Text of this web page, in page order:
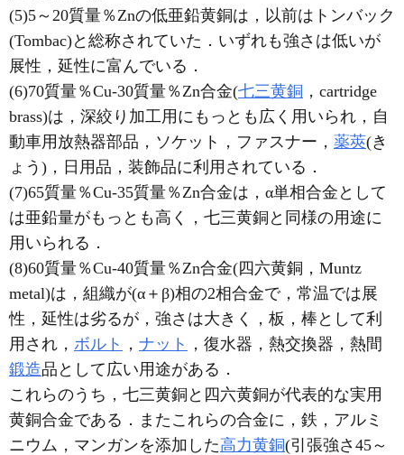
(5)5～20質量％Znの低亜鉛黄銅は，以前はトンバック
(Tombac)と総称されていた．いずれも強さは低いが
展性，延性に富んでいる．
(6)70質量％Cu-30質量％Zn合金(七三黄銅 ，cartridge
brass)は，深絞り加工用にもっとも広く用いられ，自
動車用放熱器部品，ソケット，ファスナー， 薬莢(き
ょう)，日用品，装飾品に利用されている．
(7)65質量％Cu-35質量％Zn合金は，α単相合金として
は亜鉛量がもっとも高く，七三黄銅と同様の用途に
用いられる．
(8)60質量％Cu-40質量％Zn合金(四六黄銅，Muntz
metal)は，組織が(α＋β)相の2相合金で，常温では展
性，延性は劣るが，強さは大きく，板，棒として利
用され， ボルト ， ナット ，復水器，熱交換器，熱間
鍛造品として広い用途がある．
これらのうち，七三黄銅と四六黄銅が代表的な実用
黄銅合金である．またこれらの合金に，鉄，アルミ
ニウム，マンガンを添加した高力黄銅(引張強さ45～